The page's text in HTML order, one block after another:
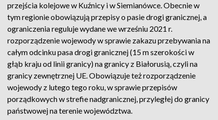
przejścia kolejowe w Kuźnicy i w Siemianówce. Obecnie w
tym regionie obowiązują przepisy o pasie drogi granicznej, a
ograniczenia reguluje wydane we wrześniu 2021 r.
rozporządzenie wojewody w sprawie zakazu przebywania na
całym odcinku pasa drogi granicznej (15 m szerokości w
głąb kraju od linii granicy) na granicy z Białorusią, czyli na
granicy zewnętrznej UE. Obowiązuje też rozporządzenie
wojewody z lutego tego roku, w sprawie przepisów
porządkowych w strefie nadgranicznej, przyległej do granicy
państwowej na terenie województwa.